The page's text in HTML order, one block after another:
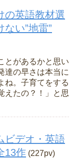
の英語教材選
い”地雷”
とがあるかと思い
達の早さは本当に
ね。子育てをする
えたの？！」と思
ビデオ・英語
13作 (227pv)